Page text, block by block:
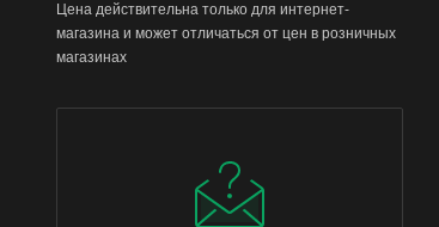
Цена действительна только для интернет-
магазина и может отличаться от цен в розничных
магазинах